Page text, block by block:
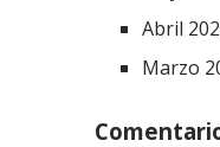
Abril
Marzo